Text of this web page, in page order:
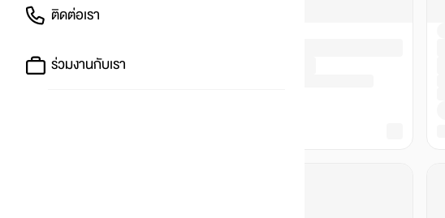
ติดต่อเรา
ร่วมงานกับเรา